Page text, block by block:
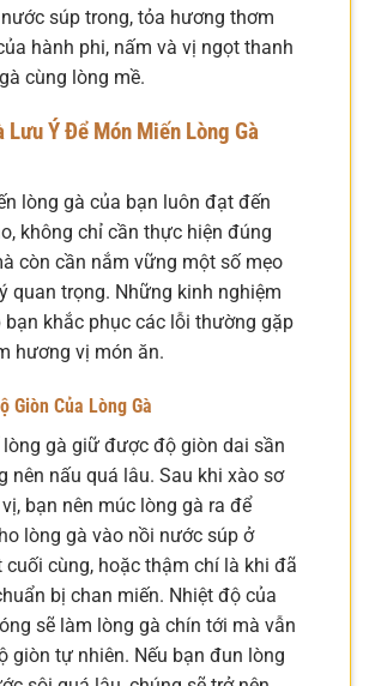
súp trong, tỏa hương thơm
hành phi, nấm và vị ngọt thanh
cùng lòng mề.
Lưu Ý Để Món Miến Lòng Gà
lòng gà của bạn luôn đạt đến
không chỉ cần thực hiện đúng
còn cần nắm vững một số mẹo
quan trọng. Những kinh nghiệm
bạn khắc phục các lỗi thường gặp
hương vị món ăn.
Giòn Của Lòng Gà
lòng gà giữ được độ giòn dai sần
nên nấu quá lâu. Sau khi xào sơ
bạn nên múc lòng gà ra để
lòng gà vào nồi nước súp ở
cuối cùng, hoặc thậm chí là khi đã
bị chan miến. Nhiệt độ của
sẽ làm lòng gà chín tới mà vẫn
giòn tự nhiên. Nếu bạn đun lòng